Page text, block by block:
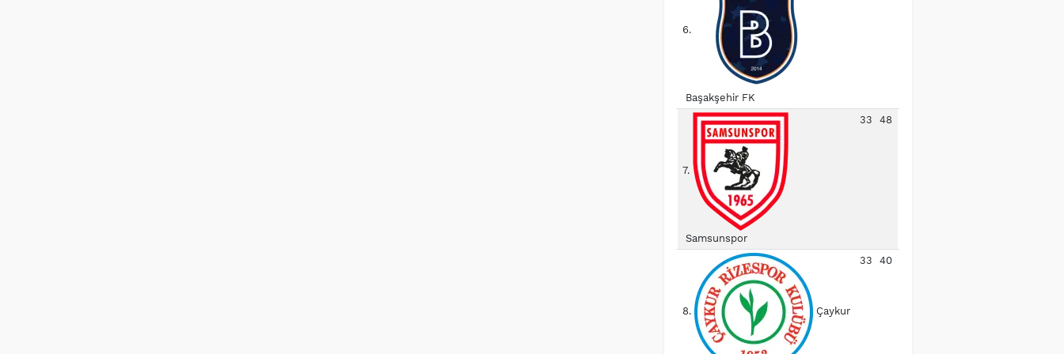
6.
Başakşehir FK
7.
Samsunspor
33 48
8. Çaykur
33 40